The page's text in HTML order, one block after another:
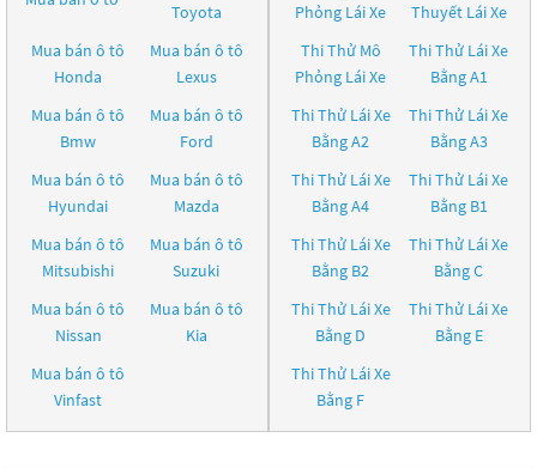
Toyota
Mua bán ô tô
Honda
Mua bán ô tô
Lexus
Mua bán ô tô
Bmw
Mua bán ô tô
Ford
Mua bán ô tô
Hyundai
Mua bán ô tô
Mazda
Mua bán ô tô
Mitsubishi
Mua bán ô tô
Suzuki
Mua bán ô tô
Nissan
Mua bán ô tô
Kia
Mua bán ô tô
Vinfast
Phỏng Lái Xe
Thuyết Lái Xe
Thi Thử Mô
Phỏng Lái Xe
Thi Thử Lái Xe
Bằng A1
Thi Thử Lái Xe
Bằng A2
Thi Thử Lái Xe
Bằng A3
Thi Thử Lái Xe
Bằng A4
Thi Thử Lái Xe
Bằng B1
Thi Thử Lái Xe
Bằng B2
Thi Thử Lái Xe
Bằng C
Thi Thử Lái Xe
Bằng D
Thi Thử Lái Xe
Bằng E
Thi Thử Lái Xe
Bằng F